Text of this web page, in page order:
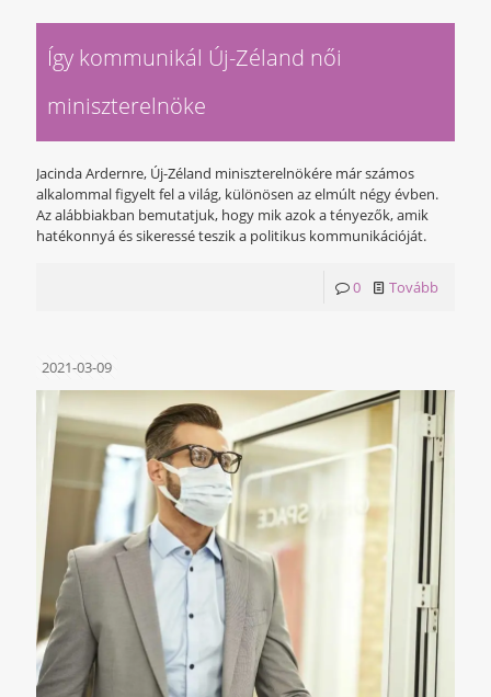
Így kommunikál Új-Zéland női
miniszterelnöke
Jacinda Ardernre, Új-Zéland miniszterelnökére már számos
alkalommal figyelt fel a világ, különösen az elmúlt négy évben.
Az alábbiakban bemutatjuk, hogy mik azok a tényezők, amik
hatékonnyá és sikeressé teszik a politikus kommunikációját.
0 Tovább
2021-03-09